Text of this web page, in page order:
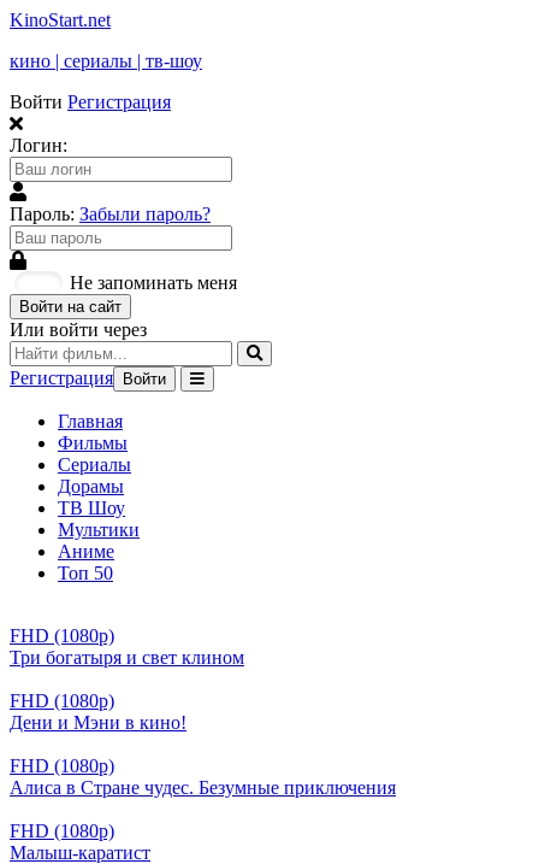
KinoStart.net
кино | сериалы | тв-шоу
Войти Регистрация
Логин:
Пароль: Забыли пароль?
Не запоминать меня
Войти на сайт
Или войти через
Регистрация Войти
Главная
Фильмы
Сериалы
Дорамы
ТВ Шоу
Мультики
Аниме
Топ 50
FHD (1080p)
Три богатыря и свет клином
FHD (1080p)
Дени и Мэни в кино!
FHD (1080p)
Алиса в Стране чудес. Безумные приключения
FHD (1080p)
Малыш-каратист